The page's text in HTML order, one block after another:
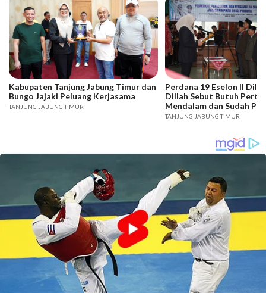
Kabupaten Tanjung Jabung Timur dan
Bungo Jajaki Peluang Kerjasama
TANJUNG JABUNG TIMUR
Perdana 19 Eselon II
Dillah Sebut Butuh
Mendalam dan Sudah
Semua Potensi
TANJUNG JABUNG TIMUR